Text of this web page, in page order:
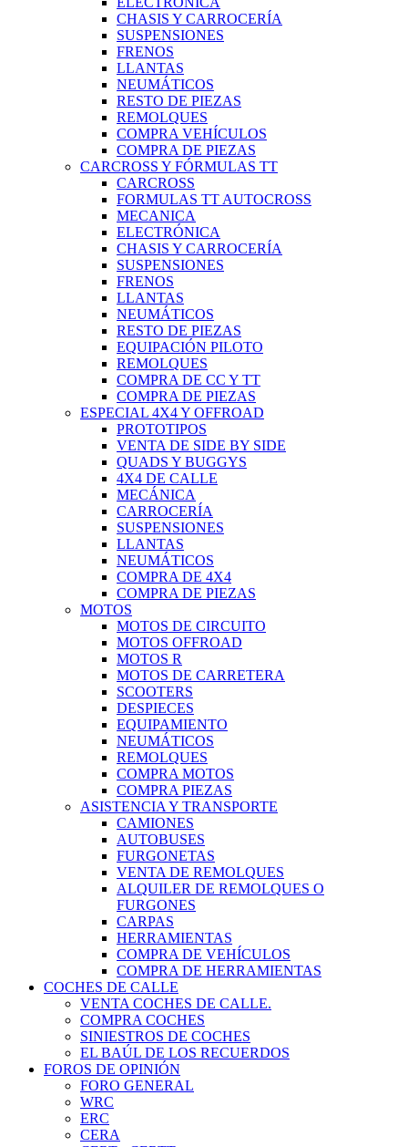
CHASIS Y CARROCERÍA
SUSPENSIONES
FRENOS
LLANTAS
NEUMÁTICOS
RESTO DE PIEZAS
REMOLQUES
COMPRA VEHÍCULOS
COMPRA DE PIEZAS
CARCROSS Y FÓRMULAS TT
CARCROSS
FORMULAS TT AUTOCROSS
MECANICA
ELECTRÓNICA
CHASIS Y CARROCERÍA
SUSPENSIONES
FRENOS
LLANTAS
NEUMÁTICOS
RESTO DE PIEZAS
EQUIPACIÓN PILOTO
REMOLQUES
COMPRA DE CC Y TT
COMPRA DE PIEZAS
ESPECIAL 4X4 Y OFFROAD
PROTOTIPOS
VENTA DE SIDE BY SIDE
QUADS Y BUGGYS
4X4 DE CALLE
MECÁNICA
CARROCERÍA
SUSPENSIONES
LLANTAS
NEUMÁTICOS
COMPRA DE 4X4
COMPRA DE PIEZAS
MOTOS
MOTOS DE CIRCUITO
MOTOS OFFROAD
MOTOS R
MOTOS DE CARRETERA
SCOOTERS
DESPIECES
EQUIPAMIENTO
NEUMÁTICOS
REMOLQUES
COMPRA MOTOS
COMPRA PIEZAS
ASISTENCIA Y TRANSPORTE
CAMIONES
AUTOBUSES
FURGONETAS
VENTA DE REMOLQUES
ALQUILER DE REMOLQUES O
FURGONES
CARPAS
HERRAMIENTAS
COMPRA DE VEHÍCULOS
COMPRA DE HERRAMIENTAS
COCHES DE CALLE
VENTA COCHES DE CALLE.
COMPRA COCHES
SINIESTROS DE COCHES
EL BAÚL DE LOS RECUERDOS
FOROS DE OPINIÓN
FORO GENERAL
WRC
ERC
CERA